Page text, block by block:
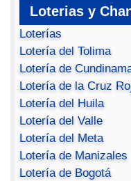
Loterias y
Loterías
Lotería del Tolima
Lotería de
Lotería de la Cruz
Lotería del Huila
Lotería del Valle
Lotería del Meta
Lotería de Manizales
Lotería de Bogotá